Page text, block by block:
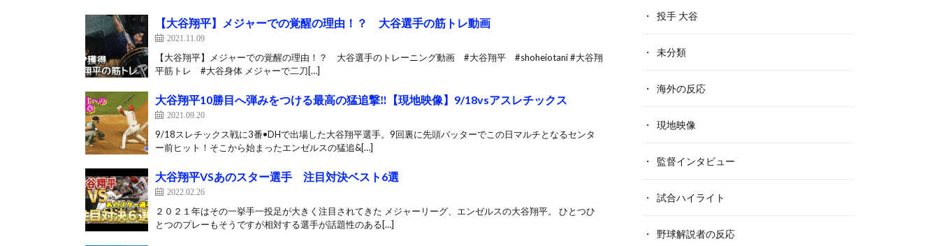
【大谷翔平】メジャーでの覚醒の理由！？ 大谷選手の筋トレ動画
2021.11.09
【大谷翔平】メジャーでの覚醒の理由！？ 大谷選手のトレーニング動画 #大谷翔平 #shoheiotani #大谷翔
平筋トレ #大谷身体 メジャーで二刀[…]
大谷翔平10勝目へ弾みをつける最高の猛追撃‼️【現地映像】9/18vsアスレチックス
2021.09.20
9/18スレチックス戦に3番•DHで出場した大谷翔平選手。9回裏に先頭バッターでこの日マルチとなるセンタ
ー前ヒット！そこから始まったエンゼルスの猛追&[…]
大谷翔平VSあのスター選手 注目対決ベスト6選
2022.02.26
２０２１年はその一挙手一投足が大きく注目されてきた メジャーリーグ、エンゼルスの大谷翔平。 ひとつひ
とつのプレーもそうですが相対する選手が話題性のある[…]
投手 大谷
未分類
海外の反応
現地映像
監督インタビュー
試合ハイライト
野球解説者の反応